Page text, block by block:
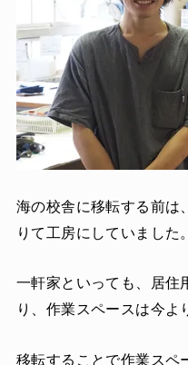
海の校舎に移転する前は
りて工房にしていました。
一軒家といっても、居住
り、作業スペースは今よ
移転することで作業スペ